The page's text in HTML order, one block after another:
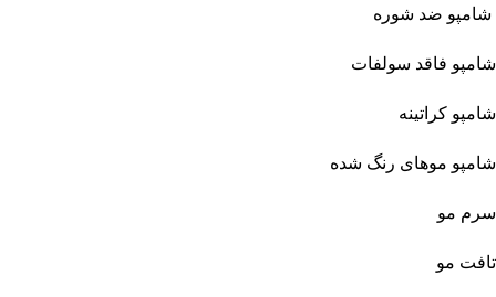
شامپو ضد شوره
شامپو فاقد سولفات
شامپو کراتینه
شامپو موهای رنگ شده
سرم مو
تافت مو